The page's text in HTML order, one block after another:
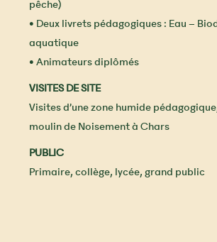
pêche)
• Deux livrets pédagogiques : Eau –
aquatique
• Animateurs diplômés
VISITES DE SITE
Visites d’une zone humide
moulin de Noisement à Chars
PUBLIC
Primaire, collège, lycée, grand public